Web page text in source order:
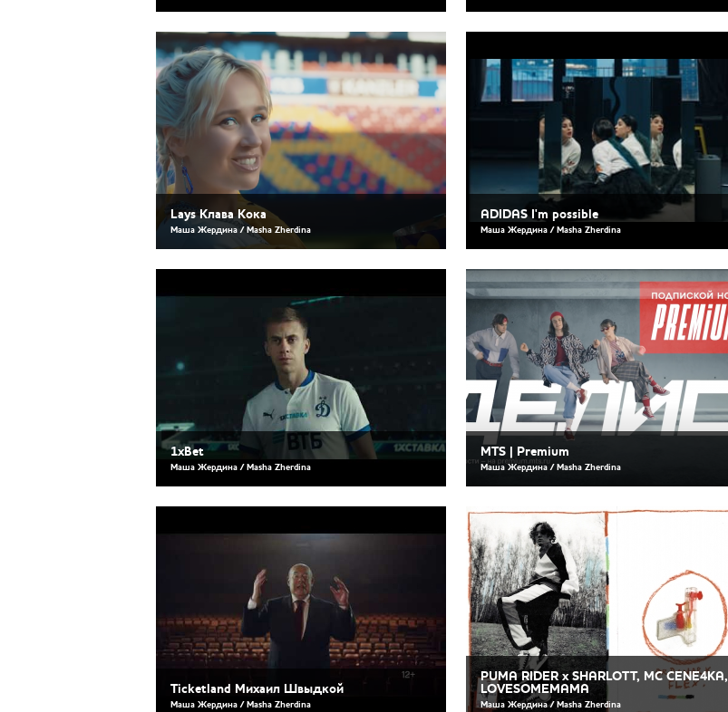
Lays Клава Кока
Маша Жердина / Masha Zherdina
ADIDAS I'm possible
Маша Жердина / Masha Zherdina
1xBet
Маша Жердина / Masha Zherdina
MTS | Premium
Маша Жердина / Masha Zherdina
Ticketland Михаил Швыдкой
Маша Жердина / Masha Zherdina
PUMA RIDER x SHARLOTT, MC CENE4KA,
LOVESOMEMAMA
Маша Жердина / Masha Zherdina